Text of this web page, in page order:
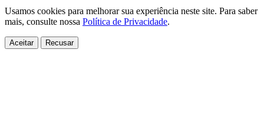
Usamos cookies para melhorar sua experiência neste site. Para saber
mais, consulte nossa Política de Privacidade.
Aceitar Recusar